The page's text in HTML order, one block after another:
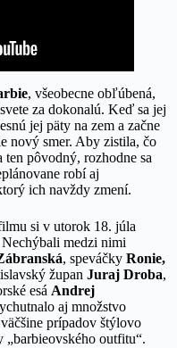
, všeobecne obľúbená,
za dokonalú. Keď sa jej
jej päty na zem a začne
nový smer. Aby zistila, čo
ten pôvodný, rozhodne sa
robí aj
ich navždy zmení.
si v utorok 18. júla
medzi nimi
, speváčky Ronie,
župan Juraj Droba,
esá Andrej
aj množstvo
prípadov štýlovo
outfitu“.